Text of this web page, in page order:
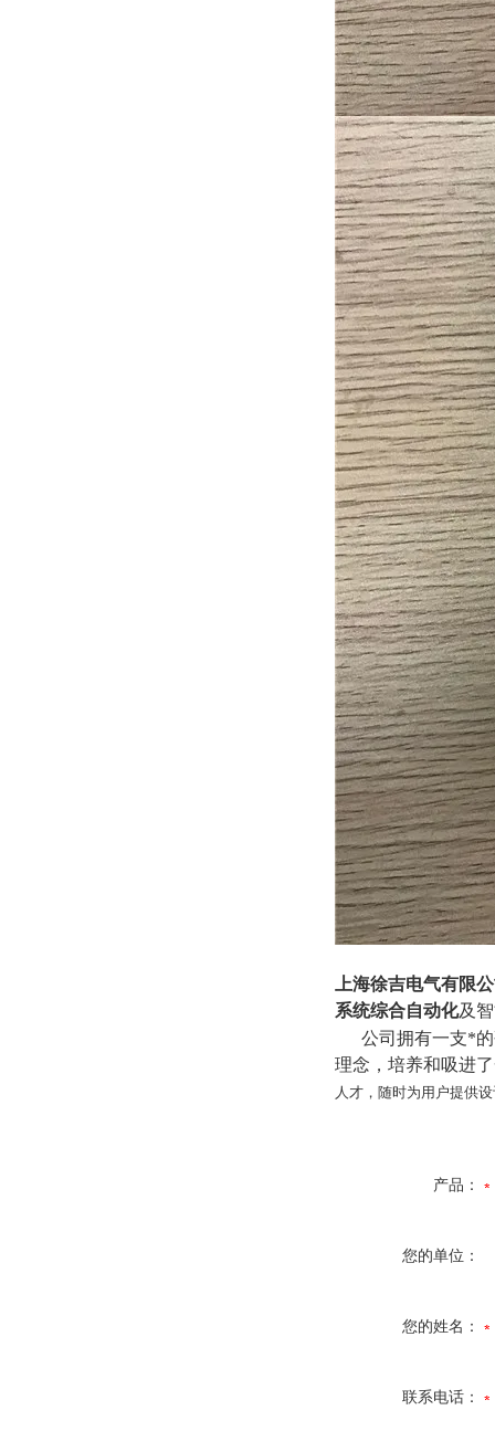
上海徐吉电气有限
系统综合自动化及
公司拥有一支*的
理念，培养和吸进
人才，随时为用户提供
产品：
您的单位：
您的姓名：
联系电话：